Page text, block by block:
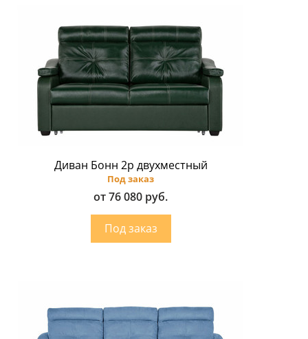
Диван Бонн 2p двухместный
Под заказ
от 76 080 руб.